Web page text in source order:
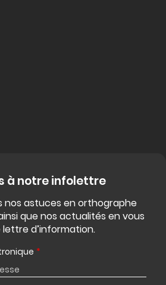
à notre infolettre
nos astuces en orthographe
que nos actualités en vous
d’information.
*